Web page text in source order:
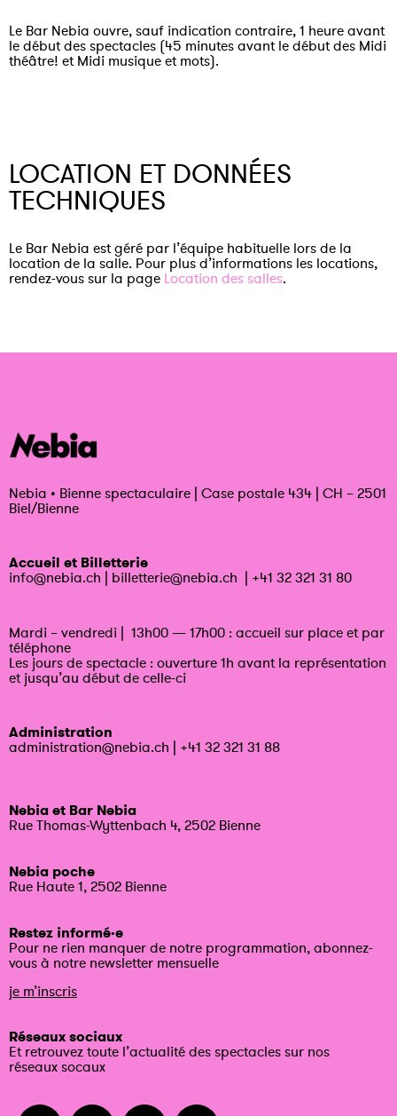
Le Bar Nebia ouvre, sauf indication contraire, 1 heure avant
le début des spectacles (45 minutes avant le début des Midi
théâtre! et Midi musique et mots).
LOCATION ET DONNÉES
TECHNIQUES
Le Bar Nebia est géré par l’équipe habituelle lors de la
location de la salle. Pour plus d’informations les locations,
rendez-vous sur la page Location des salles.
Nebia • Bienne spectaculaire | Case postale 434 | CH – 2501
Biel/Bienne
Accueil et Billetterie
info@nebia.ch | billetterie@nebia.ch | +41 32 321 31 80
Mardi – vendredi | 13h00 — 17h00 : accueil sur place et par
téléphone
Les jours de spectacle : ouverture 1h avant la représentation
et jusqu’au début de celle-ci
Administration
administration@nebia.ch | +41 32 321 31 88
Nebia et Bar Nebia
Rue Thomas-Wyttenbach 4, 2502 Bienne
Nebia poche
Rue Haute 1, 2502 Bienne
Restez informé·e
Pour ne rien manquer de notre programmation, abonnez-
vous à notre newsletter mensuelle
je m’inscris
Réseaux sociaux
Et retrouvez toute l’actualité des spectacles sur nos
réseaux socaux